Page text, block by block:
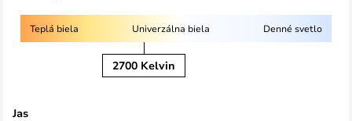
Teplá biela Univerzálna biela Denné svetlo
2700 Kelvin
Jas